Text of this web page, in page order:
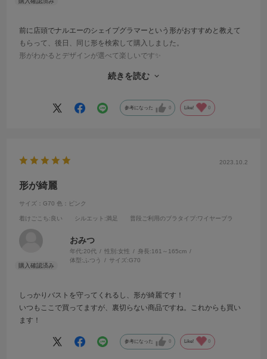
前に店頭でナルエーのシェイプグラマーという形がおすすめと教えて
もらって、後日、同じ形を検索して購入しました。
形がわかるとデザインが選べて楽しいです✨
以前のデザインは何回か使うとアンダーのひらひらが捲り上がってし
て悩みが一つ減りました。
続きを読む
参考になった 0 Like! 0
2023.10.2
形が綺麗
サイズ：G70 色：ピンク
着けごこち:良い シルエット :満足 普段ご利用のブラタイプ :ワイヤーブラ
おみつ
年代:20代 性別:女性 身長:161～165cm
体型: ふつう サイズ:G70
しっかりバストを守ってくれるし、形が綺麗です！
いつもここで買ってますが、裏切らない商品ですね。これからも買い
ます！
参考になった 0 Like! 0